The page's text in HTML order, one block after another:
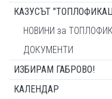
КАЗУСЪТ
НОВИНИ за
ДОКУМЕНТИ
ИЗБИРАМ ГАБРОВО!
КАЛЕНДАР